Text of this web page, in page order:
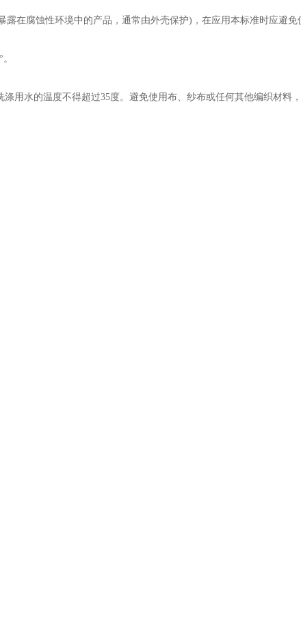
腐蚀性环境中的产品，通常由外壳保护)，在应用本标准时应避免使
用水的温度不得超过35度。避免使用布、纱布或任何其他编织材料